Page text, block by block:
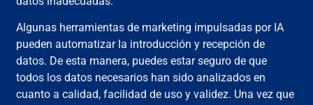
Algunas herramientas de marketing impulsadas por IA
pueden automatizar la introducción y recepción de
datos. De esta manera, puedes estar seguro de que
todos los datos necesarios han sido analizados en
cuanto a calidad, facilidad de uso y validez. Una vez que